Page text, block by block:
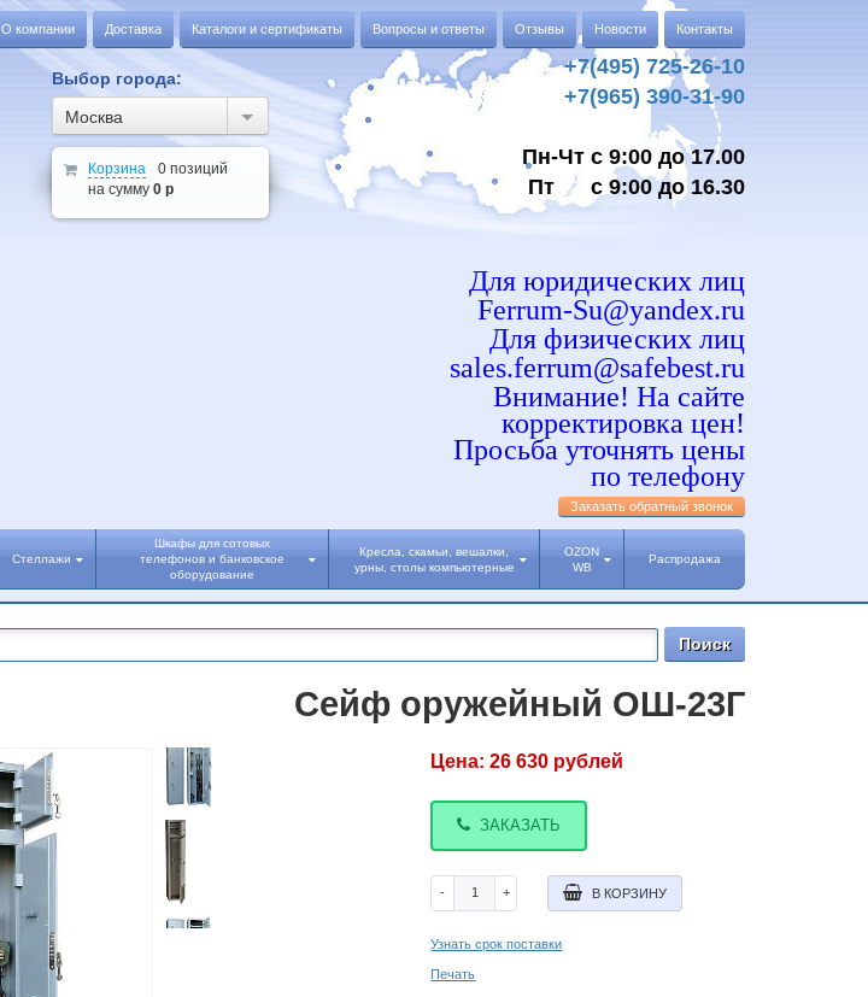
О компании Доставка Каталоги и сертификаты Вопросы и ответы Отзывы Новости Контакты
Выбор города:
Москва
Корзина
0 позиций
на сумму 0 р
+7(495) 725-26-10
+7(965) 390-31-90
Пн-Чт с 9:00 до 17.00
Пт с 9:00 до 16.30
Для юридических лиц
Ferrum-Su@yandex.ru
Для физических лиц
sales.ferrum@safebest.ru
Внимание! На сайте
корректировка цен!
Просьба уточнять цены
по телефону
Заказать обратный звонок
Стеллажи
Шкафы для сотовых
телефонов и банковское
оборудование
Кресла, скамьи, вешалки,
урны, столы компьютерные
OZON
WB
Распродажа
Сейф оружейный ОШ-23Г
Цена:26 630 рублей
ЗАКАЗАТЬ
- + В КОРЗИНУ
Узнать срок поставки
Печать